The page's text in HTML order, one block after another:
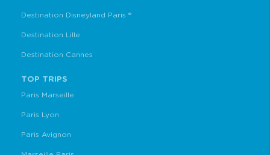
Destination Disneyland Paris ®
Destination Lille
Destination Cannes
TOP TRIPS
Paris Marseille
Paris Lyon
Paris Avignon